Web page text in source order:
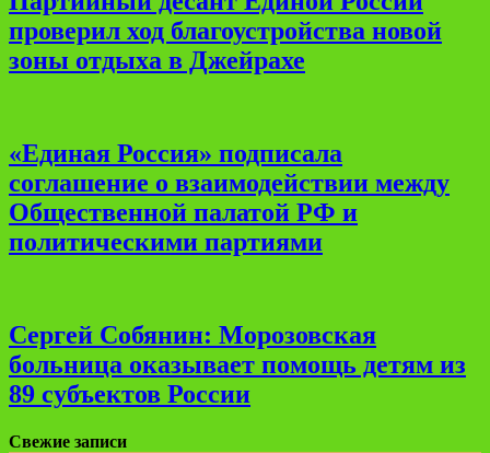
проверил ход благоустройства новой
зоны отдыха в Джейрахе
«Единая Россия» подписала
соглашение о взаимодействии между
Общественной палатой РФ и
политическими партиями
Сергей Собянин: Морозовская
больница оказывает помощь детям из
89 субъектов России
Свежие записи